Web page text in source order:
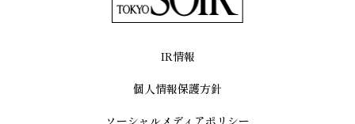
IR情報
個人情報保護方針
ソーシャルメディアポリシー